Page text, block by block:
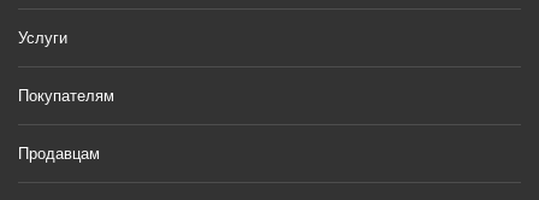
Услуги
Покупателям
Продавцам